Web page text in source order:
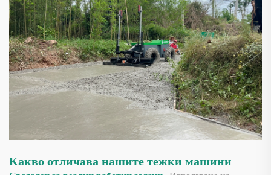
Какво отличава нашите тежки машини